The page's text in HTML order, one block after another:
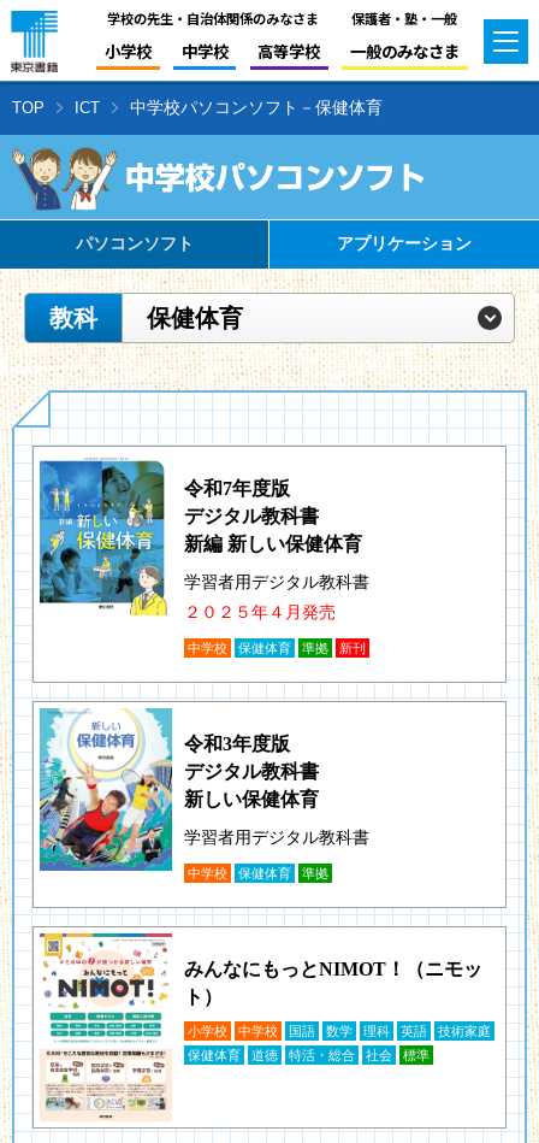
学校の先生・自治体関係のみなさま
小学校 中学校 高等学校
保護者・塾・一般
一般のみなさま
TOP ICT 中学校パソコンソフト－保健体育
パソコンソフト アプリケーション
教科 保健体育
令和7年度版
デジタル教科書
新編 新しい保健体育
学習者用デジタル教科書
２０２５年４月発売
中学校 保健体育 準拠 新刊
令和3年度版
デジタル教科書
新しい保健体育
学習者用デジタル教科書
中学校 保健体育 準拠
みんなにもっとNIMOT！（ニモッ
ト）
小学校 中学校 国語 数学 理科 英語
技術家庭
保健体育
道徳 特活・総合 社会 標準